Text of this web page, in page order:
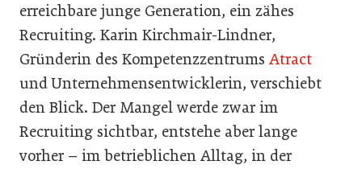
erreichbare junge Generation, ein zähes
Recruiting. Karin Kirchmair-Lindner,
Gründerin des Kompetenzzentrums Atract
und Unternehmensentwicklerin, verschiebt
den Blick. Der Mangel werde zwar im
Recruiting sichtbar, entstehe aber lange
vorher – im betrieblichen Alltag, in der